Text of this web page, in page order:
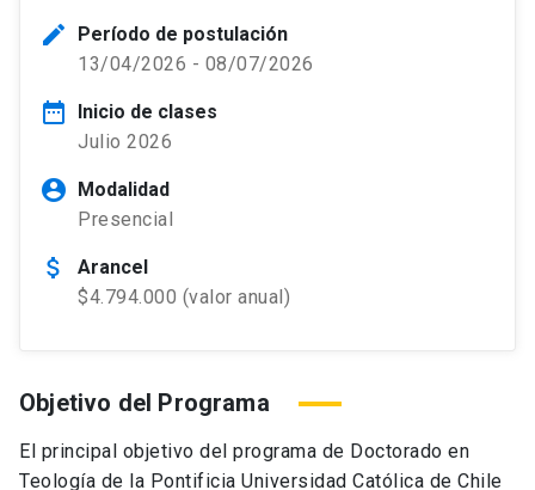
Objetivo del Programa
El principal objetivo del programa de Doctorado en
Teología de la Pontificia Universidad Católica de Chile
edit
Período de postulación
13/04/2026 - 08/07/2026
date_range
Inicio de clases
Julio 2026
account_circle Modalidad
Presencial
attach_money
Arancel
$4.794.000 (valor anual)